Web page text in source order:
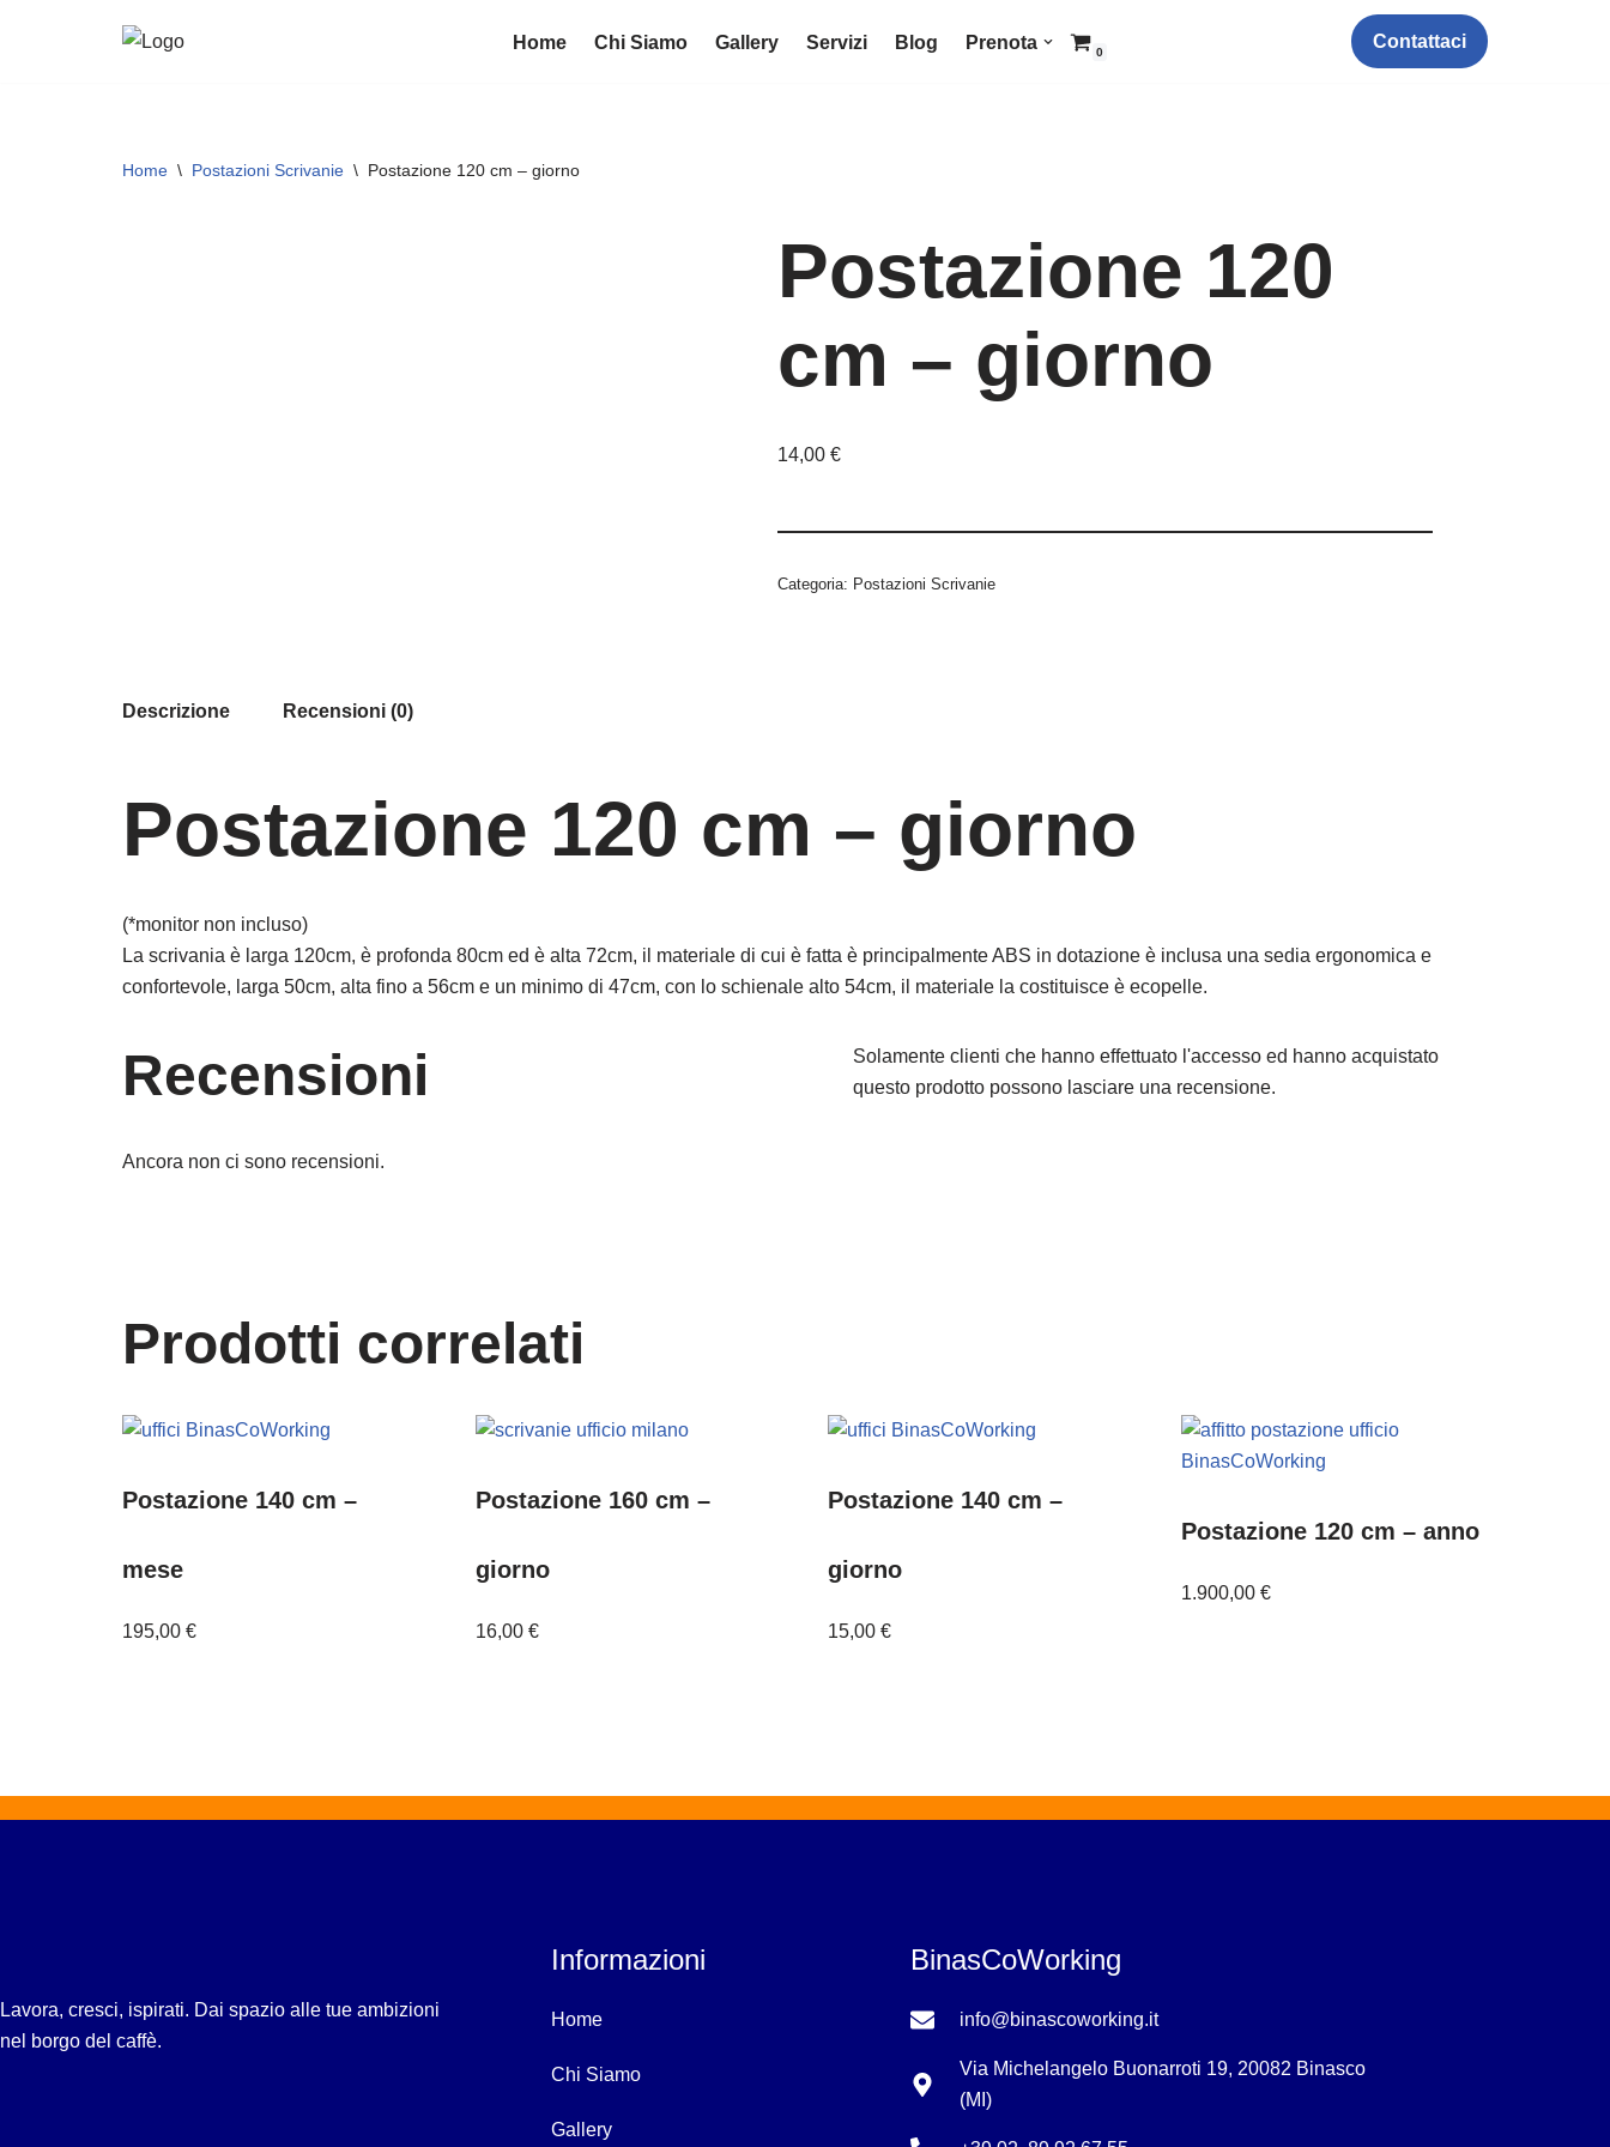
Home Chi Siamo Gallery Servizi Blog Prenota 0 Contattaci
Home \ Postazioni Scrivanie \ Postazione 120 cm – giorno
Postazione 120
cm – giorno
14,00€
Categoria: Postazioni Scrivanie
Descrizione Recensioni (0)
Postazione 120 cm – giorno
(*monitor non incluso)
La scrivania è larga 120cm, è profonda 80cm ed è alta 72cm, il materiale di cui è fatta è principalmente ABS in dotazione è inclusa una sedia ergonomica e
confortevole, larga 50cm, alta fino a 56cm e un minimo di 47cm, con lo schienale alto 54cm, il materiale la costituisce è ecopelle.
Recensioni
Ancora non ci sono recensioni.
Solamente clienti che hanno effettuato l'accesso ed hanno acquistato
questo prodotto possono lasciare una recensione.
Prodotti correlati
Postazione 140 cm –
mese
195,00 €
Postazione 160 cm –
giorno
16,00 €
Postazione 140 cm –
giorno
15,00€
Postazione 120 cm – anno
1.900,00€
Lavora, cresci, ispirati. Dai spazio alle tue ambizioni
nel borgo del caffè.
Informazioni
Home
Chi Siamo
Gallery
BinasCoWorking
info@binascoworking.it
Via Michelangelo Buonarroti 19, 20082 Binasco
(MI)